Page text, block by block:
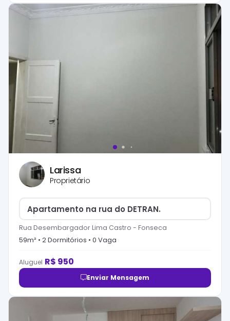
Larissa
Proprietário
Apartamento na rua do DETRAN.
Rua Desembargador Lima Castro - Fonseca
59m² • 2Dormitórios • 0 Vaga
Aluguel R$ 950
Enviar Mensagem